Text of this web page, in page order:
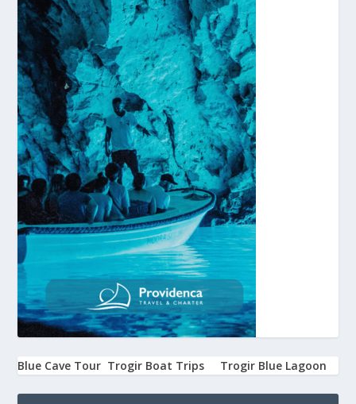
Blue Cave Tour Trogir Boat Trips Trogir Blue Lagoon